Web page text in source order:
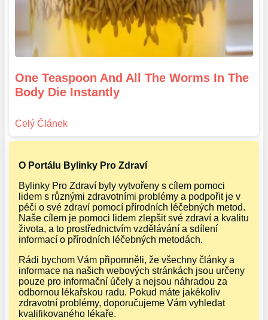
One Teaspoon And All The Worms In The
Body Die Instantly
O Portálu Bylinky Pro Zdraví
Bylinky Pro Zdraví byly vytvořeny s cílem pomoci
lidem s různými zdravotními problémy a podpořit je v
péči o své zdraví pomocí přírodních léčebných metod.
Naše cílem je pomoci lidem zlepšit své zdraví a kvalitu
života, a to prostřednictvím vzdělávání a sdílení
informací o přírodních léčebných metodách.
Rádi bychom Vám připomněli, že všechny články a
informace na našich webových stránkách jsou určeny
pouze pro informační účely a nejsou náhradou za
odbornou lékařskou radu. Pokud máte jakékoliv
zdravotní problémy, doporučujeme Vám vyhledat
kvalifikovaného lékaře.